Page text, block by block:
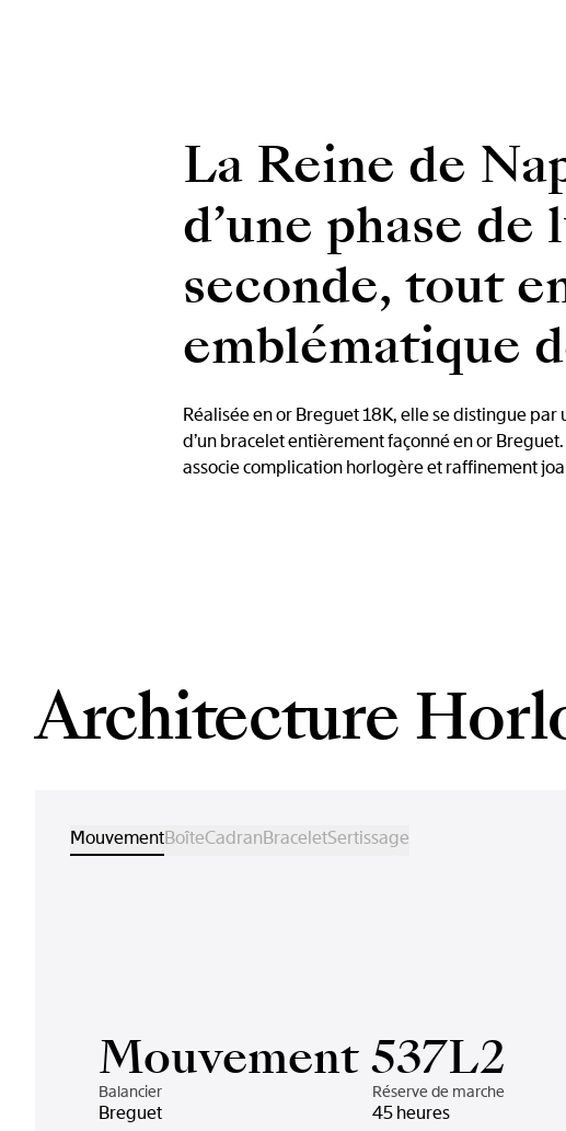
La Reine de
d’une phase
seconde, tout
emblématique
Réalisée en or Breguet 18K, elle se distingue
d’un bracelet entièrement façonné en or
associe complication horlogère et raffinement
Architecture
MouvementBoîteCadranBraceletSertissage
Mouvement 537L2
Balancier
Breguet
Réserve de marche
45 heures